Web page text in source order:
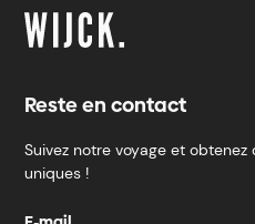
Reste en contact
Suivez notre voyage et
uniques !